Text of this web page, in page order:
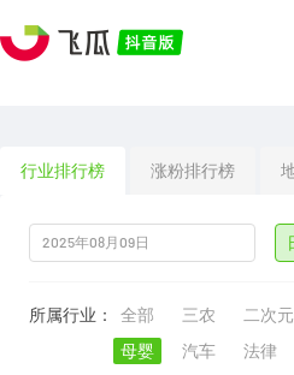
行业排行榜 涨粉排行榜
所属行业： 全部 三农 二次元
母婴
汽车 法律